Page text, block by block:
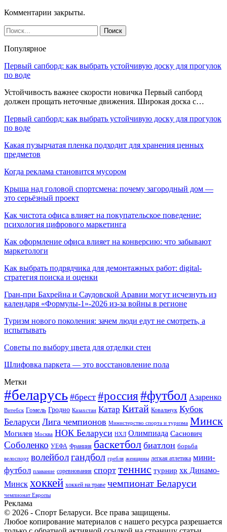
Комментарии закрыты.
Популярное
Первый сапборд: как выбрать устойчивую доску для прогулок
по воде
Устойчивость важнее скорости новичка Первый сапборд
должен прощать неточные движения. Широкая доска с…
Первый сапборд: как выбрать устойчивую доску для прогулок
по воде
Какая пузырчатая пленка подходит для хранения ценных
предметов
Когда реклама становится мусором
Крыша над головой спортсмена: почему загородный дом —
это серьёзный проект
Как чистота офиса влияет на покупательское поведение:
психология цифрового маркетинга
Как оформление офиса влияет на конверсию: что забывают
маркетологи
Как выбрать подрядчика для демонтажных работ: digital-
стратегия поиска и оценки
Гран-при Бахрейна и Саудовской Аравии могут исчезнуть из
календаря «Формулы-1»-2026 из-за войны в регионе
Туризм нового поколения: зачем люди едут не смотреть, а
испытывать
Советы по выбору цвета для отделки стен
Шлифовка паркета — это восстановление пола
Метки
#беларусь #брест #россия#футбол Азаренко
Витебск Гомель Гродно Казахстан Катар Китай Ковальчук Кубок
Беларуси Лига чемпионов Министерство спорта и туризма Минск
Могилев Москва НОК Беларуси НХЛ Олимпиада Саснович
Соболенко УЕФА Франция баскетбол биатлон борьба
велоспорт волейболгандбол гребля женщины легкая атлетика мини-
футбол плавание соревнования спорт теннис турнир хк Динамо-
Минск хоккей хоккей на траве чемпионат Беларуси
чемпионат Европы
Реклама
© 2026 - Спорт Беларуси. Все права защищены.
Любое копирование материалов с нашего ресурса разрешается